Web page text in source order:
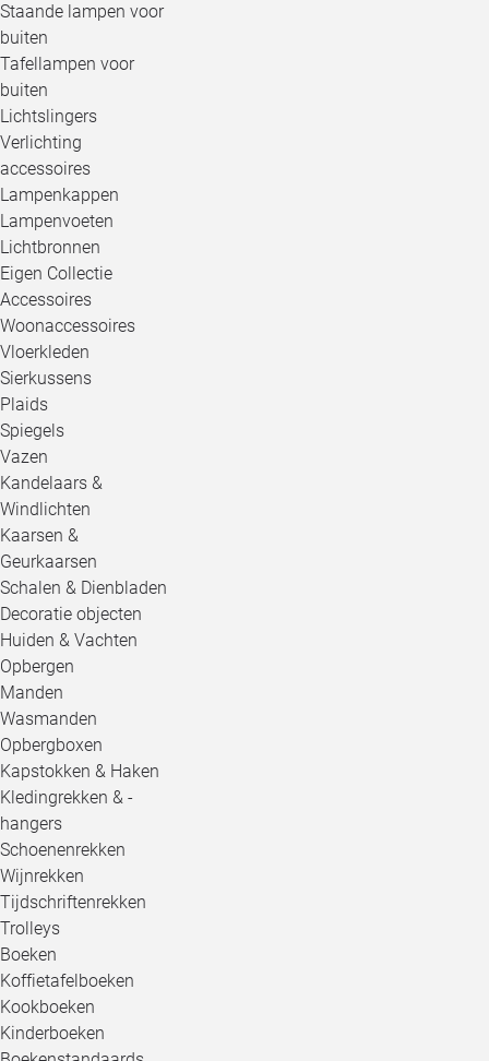
Staande lampen voor
buiten
Tafellampen voor
buiten
Lichtslingers
Verlichting
accessoires
Lampenkappen
Lampenvoeten
Lichtbronnen
Eigen Collectie
Accessoires
Woonaccessoires
Vloerkleden
Sierkussens
Plaids
Spiegels
Vazen
Kandelaars &
Windlichten
Kaarsen &
Geurkaarsen
Schalen & Dienbladen
Decoratie objecten
Huiden & Vachten
Opbergen
Manden
Wasmanden
Opbergboxen
Kapstokken & Haken
Kledingrekken & -
hangers
Schoenenrekken
Wijnrekken
Tijdschriftenrekken
Trolleys
Boeken
Koffietafelboeken
Kookboeken
Kinderboeken